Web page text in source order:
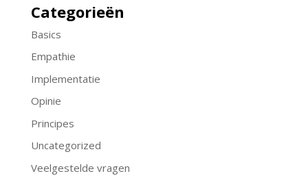
Categorieën
Basics
Empathie
Implementatie
Opinie
Principes
Uncategorized
Veelgestelde vragen